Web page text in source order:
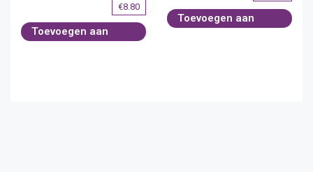
€8.80
Toevoegen aan
Toevoegen aan